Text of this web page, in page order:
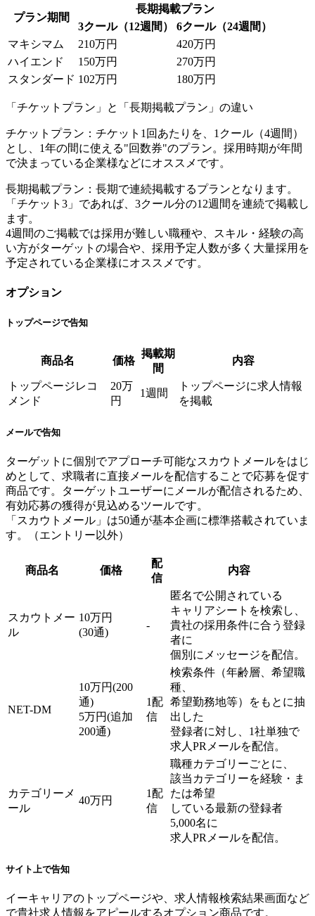
プラン期間
長期掲載プラン
3クール（12週間）
6クール（24週間）
マキシマム
210万円
420万円
ハイエンド
150万円
270万円
スタンダード 102万円 180万円
「チケットプラン」と「長期掲載プラン」の違い
チケットプラン：チケット1回あたりを、1クール（4週間）
とし、1年の間に使える"回数券"のプラン。採用時期が年間
で決まっている企業様などにオススメです。
長期掲載プラン：長期で連続掲載するプランとなります。
「チケット3」であれば、3クール分の12週間を連続で掲載し
ます。
4週間のご掲載では採用が難しい職種や、スキル・経験の高
い方がターゲットの場合や、採用予定人数が多く大量採用を
予定されている企業様にオススメです。
オプション
トップページで告知
商品名 価格
掲載期
間
内容
トップページレコ
メンド
20万
円
1週間
トップページに求人情報
を掲載
メールで告知
ターゲットに個別でアプローチ可能なスカウトメールをはじ
めとして、求職者に直接メールを配信することで応募を促す
商品です。ターゲットユーザーにメールが配信されるため、
有効応募の獲得が見込めるツールです。
「スカウトメール」は50通が基本企画に標準搭載されていま
す。（エントリー以外）
商品名 価格
配
信
内容
スカウトメー
ル
10万円
(30通)
-
匿名で公開されている
キャリアシートを検索し、
貴社の採用条件に合う登録
者に
個別にメッセージを配信。
NET-DM
10万円(200
通)
5万円(追加
200通)
1配
信
検索条件（年齢層、希望職
種、
希望勤務地等）をもとに抽
出した
登録者に対し、1社単独で
求人PRメールを配信。
カテゴリーメ
ール
40万円
1配
信
職種カテゴリーごとに、
該当カテゴリーを経験・ま
たは希望
している最新の登録者
5,000名に
求人PRメールを配信。
サイト上で告知
イーキャリアのトップページや、求人情報検索結果画面など
で貴社求人情報をアピールするオプション商品です。